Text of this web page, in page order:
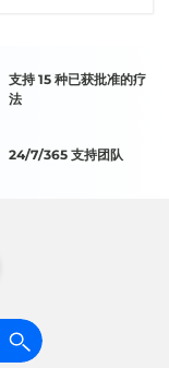
支持 15 种已获批准的疗
法
24/7/365 支持团队